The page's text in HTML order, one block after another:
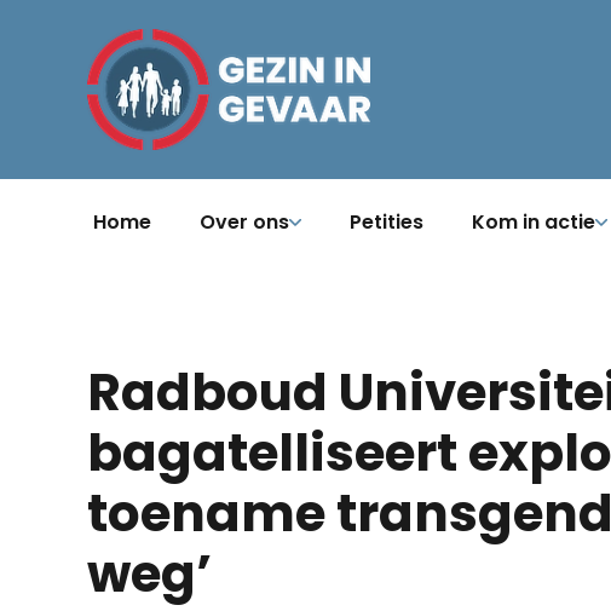
Home Over ons Petities Kom in actie
Radboud
bagatelliseert
toename
weg’